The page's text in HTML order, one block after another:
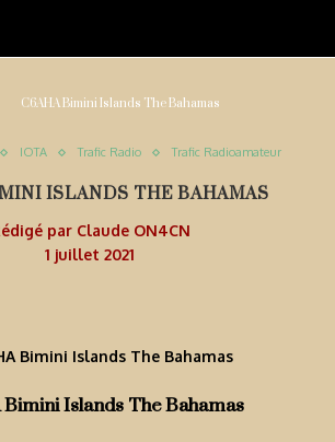
C6AHA Bimini Islands The Bahamas
IOTA Trafic Radio Trafic Radioamateur
ISLANDS THE BAHAMAS
par Claude ON4CN
1 juillet 2021
Islands The Bahamas